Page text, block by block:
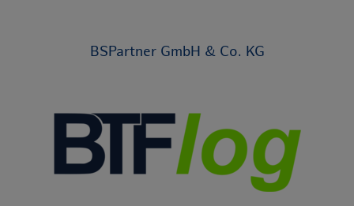
BSPartner GmbH & Co. KG